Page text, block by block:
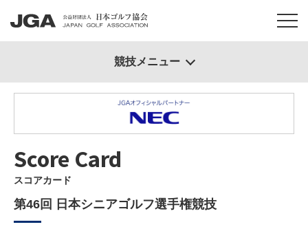
Score Card
スコアカード
第46回 日本シニアゴルフ選手権競技
競技メニュー